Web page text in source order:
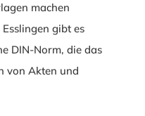
machen
gibt es
DIN-Norm, die das
von Akten und